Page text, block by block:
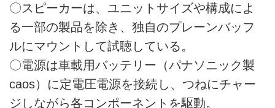
〇スピーカーは、ユニットサイズや構成によ
る一部の製品を除き、独自のプレーンバッフ
ルにマウントして試聴している。
〇電源は車載用バッテリー（パナソニック製
caos）に定電圧電源を接続し、つねにチャー
ジしながら各コンポーネントを駆動。